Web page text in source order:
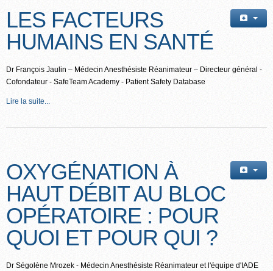
LES FACTEURS
HUMAINS EN SANTÉ
Dr François Jaulin – Médecin Anesthésiste Réanimateur – Directeur général -
Cofondateur - SafeTeam Academy - Patient Safety Database
Lire la suite...
OXYGÉNATION À
HAUT DÉBIT AU BLOC
OPÉRATOIRE : POUR
QUOI ET POUR QUI ?
Dr Ségolène Mrozek - Médecin Anesthésiste Réanimateur et l'équipe d'IADE